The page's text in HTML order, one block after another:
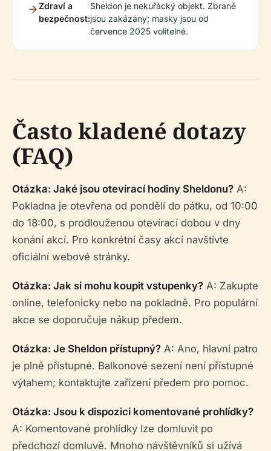
Zdraví a
bezpečnost:
Sheldon je nekuřácký objekt. Zbraně
jsou zakázány; masky jsou od
července 2025 volitelné.
Často kladené dotazy
(FAQ)
Otázka: Jaké jsou otevírací hodiny Sheldonu? A:
Pokladna je otevřena od pondělí do pátku, od 10:00
do 18:00, s prodlouženou otevírací dobou v dny
konání akcí. Pro konkrétní časy akcí navštivte
oficiální webové stránky.
Otázka: Jak si mohu koupit vstupenky? A: Zakupte
online, telefonicky nebo na pokladně. Pro populární
akce se doporučuje nákup předem.
Otázka: Je Sheldon přístupný? A: Ano, hlavní patro
je plně přístupné. Balkonové sezení není přístupné
výtahem; kontaktujte zařízení předem pro pomoc.
Otázka: Jsou k dispozici komentované prohlídky?
A: Komentované prohlídky lze domluvit po
předchozí domluvě. Mnoho návštěvníků si užívá